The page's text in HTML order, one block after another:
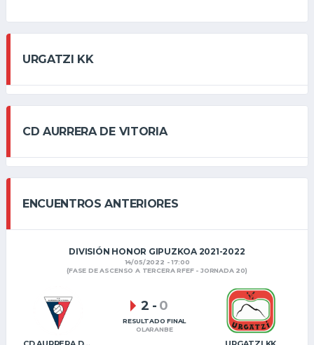
URGATZI KK
CD AURRERA DE VITORIA
ENCUENTROS ANTERIORES
DIVISIÓN HONOR GIPUZKOA 2021-2022
14/05/2022 - 17:00
(FASE DE ASCENSO A TERCERA RFEF - JORNADA 20)
2 - 0
RESULTADO FINAL
OLARANBE